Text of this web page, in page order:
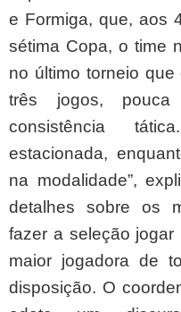
e Formiga, que, aos
sétima Copa, o time
no último torneio
três jogos, pouca
consistência
estacionada,
na modalidade”,
detalhes sobre os
fazer a seleção
maior jogadora de
disposição. O